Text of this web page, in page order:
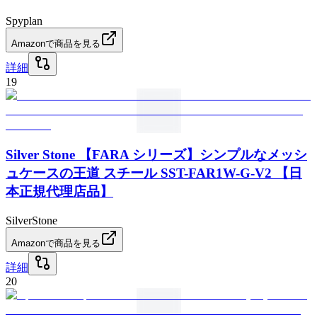
Spyplan
Amazonで商品を見る
詳細
19
Silver Stone 【FARA シリーズ】シンプルなメッシ
ュケースの王道 スチール SST-FAR1W-G-V2 【日
本正規代理店品】
SilverStone
Amazonで商品を見る
詳細
20